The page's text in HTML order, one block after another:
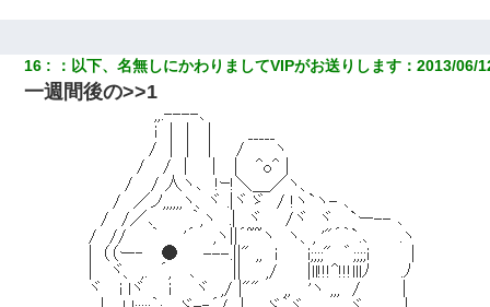
彼女にプロポーズしてOK貰った俺、告げられた結婚条件にブチ切
れて無事婚約破棄・・・
彼女(美人女医)にネックレスをプレゼント。「こんな安物を渡すく
らいなら、渡さないほうがマシだからね」→ ６０万したと話した
32歳ワイ、34歳の可愛い女と付き合うも現実を知ってしまい無事
死亡・・・
【唖然】帰宅したら旦那のスポーツカーが消えていた。警察『目
16 ： 以下、名無しにかわりましてVIPがお送りします ：2013/06/
一週間後の>>1